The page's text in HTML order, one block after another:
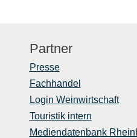
Partner
Presse
Fachhandel
Login Weinwirtschaft
Touristik intern
Mediendatenbank